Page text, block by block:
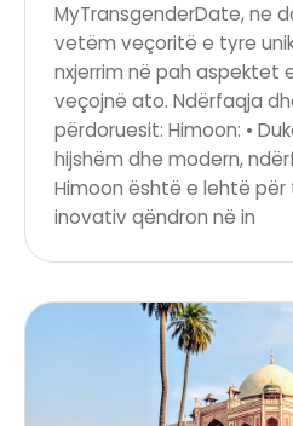
MyTransgenderDate, ne
vetëm veçoritë e tyre
nxjerrim në pah aspektet
veçojnë ato. Ndërfaqja
përdoruesit: Himoon: •
hijshëm dhe modern,
Himoon është e lehtë për
inovativ qëndron në in